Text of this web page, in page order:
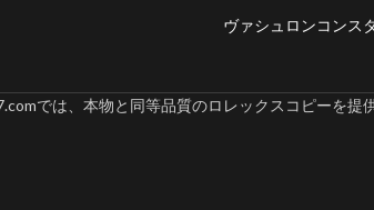
ヴァシュロンコンス
では、本物と同等品質のロレックスコピーを